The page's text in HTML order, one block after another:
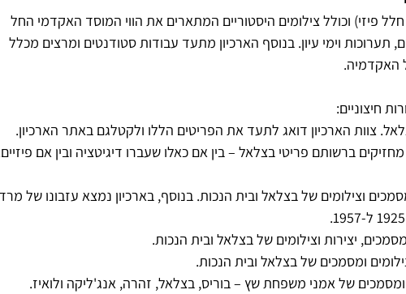
חלל פיזי) וכולל צילומים היסטוריים המתארים את הווי המוסד האקדמי החל
תערוכות וימי עיון. בנוסף הארכיון מתעד עבודות סטודנטים ומרצים מכלל
האקדמיה.
חיצוניים:
צוות הארכיון דואג לתעד את הפריטים הללו ולקטלגם באתר הארכיון.
ברשותם פריטי בצלאל – בין אם כאלו שעברו דיגיטציה ובין אם
וצילומים של בצלאל ובית הנכות. בנוסף, בארכיון נמצא עזבונו של
יצירות וצילומים של בצלאל ובית הנכות.
ומסמכים של בצלאל ובית הנכות.
ומסמכים של אמני משפחת שץ – בוריס, בצלאל, זהרה, אנג'ליקה ולואיז.